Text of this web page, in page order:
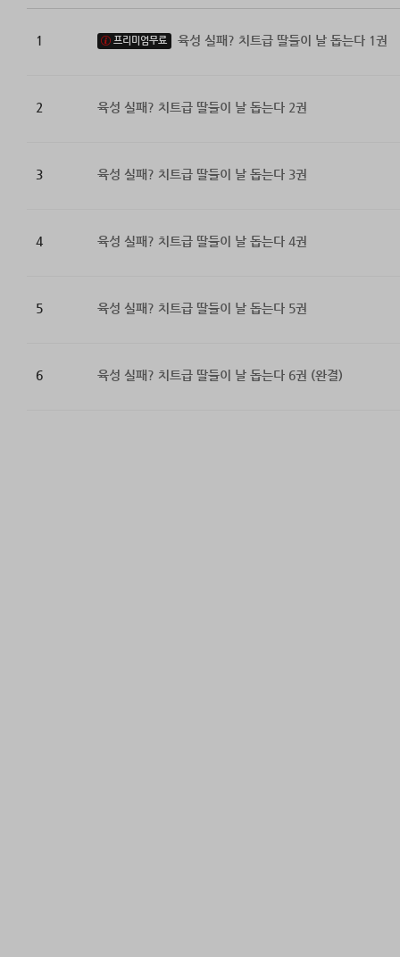
1 프리미엄무료 육성 실패? 치트급 딸들이 날 돕는다 1권
2 육성 실패? 치트급 딸들이 날 돕는다 2권
3 육성 실패? 치트급 딸들이 날 돕는다 3권
4 육성 실패? 치트급 딸들이 날 돕는다 4권
5 육성 실패? 치트급 딸들이 날 돕는다 5권
6 육성 실패? 치트급 딸들이 날 돕는다 6권 (완결)